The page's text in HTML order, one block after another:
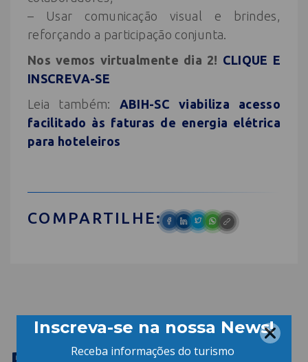
– Usar comunicação visual e brindes,
reforçando a participação conjunta.
Nos vemos virtualmente dia 2! CLIQUE E
INSCREVA-SE
Leia também: ABIH-SC viabiliza acesso
facilitado às faturas de energia elétrica
para hoteleiros
COMPARTILHE: